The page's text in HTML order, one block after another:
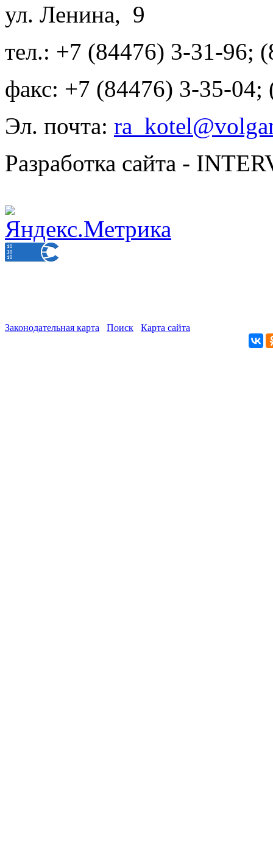
ул. Ленина, 9
тел.: +7 (84476) 3-31-96;
факс: +7 (84476) 3-35-04;
Эл. почта:
Разработка сайта -
Законодательная карта Поиск Карта сайта